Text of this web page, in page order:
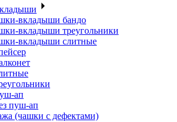
вкладыши бандо
вкладыши треугольники
вкладыши слитные
ап
пуш-ап
(чашки с дефектами)